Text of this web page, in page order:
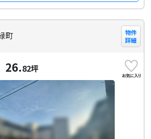
町
物件
詳細
26.82坪